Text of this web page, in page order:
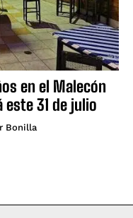
en el Malecón
31 de julio
Bonilla